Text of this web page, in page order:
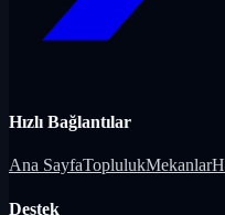
Hızlı Bağlantılar
Ana SayfaToplulukMekanlar
Destek